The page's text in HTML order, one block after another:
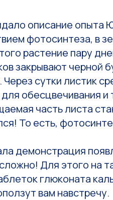
описание опыта
фотосинтеза, в
растение пару
закрывают черной
сутки листик
обесцвечивания
часть листа
То есть,
демонстрация
Для этого на
глюконата
вам навстречу.